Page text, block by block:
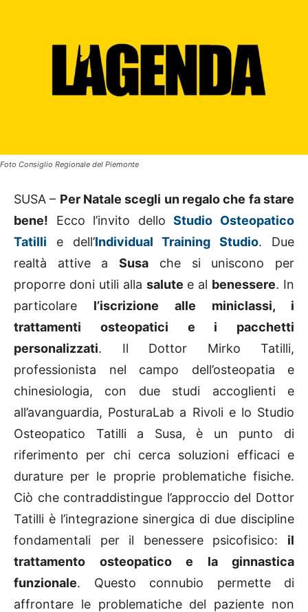
Foto Consiglio Regionale del Piemonte
SUSA – Per Natale scegli un regalo che fa stare
bene! Ecco l’invito delloStudio Osteopatico
Tatilli e dell’Individual Training Studio. Due
realtà attive aSusa che si uniscono per
proporre doni utili alla salute e al benessere. In
particolare l’iscrizione alle miniclassi, i
trattamenti osteopatici e i pacchetti
personalizzati. Il Dottor Mirko Tatilli,
professionista nel campo dell’osteopatia e
chinesiologia, con due studi accoglienti e
all’avanguardia, PosturaLab a Rivoli e lo Studio
Osteopatico Tatilli a Susa, è un punto di
riferimento per chi cerca soluzioni efficaci e
durature per le proprie problematiche fisiche.
Ciò che contraddistingue l’approccio del Dottor
Tatilli è l’integrazione sinergica di due discipline
fondamentali per il benessere psicofisico: il
trattamento osteopatico e la ginnastica
funzionale. Questo connubio permette di
affrontare le problematiche del paziente non